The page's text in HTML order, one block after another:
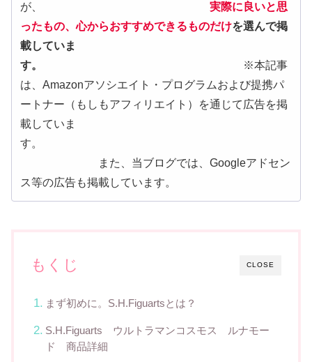
が、 実際に良いと思
ったもの、心からおすすめできるものだけを選んで掲
載していま
す。
※本記事
は、Amazonアソシエイト・プログラムおよび提携パ
ートナー（もしもアフィリエイト）を通じて広告を掲
載していま
す。
また、当ブログでは、Googleアドセン
ス等の広告も掲載しています。
CLOSE
もくじ
まず初めに。S.H.Figuartsとは？
S.H.Figuarts ウルトラマンコスモス ルナモー
ド 商品詳細